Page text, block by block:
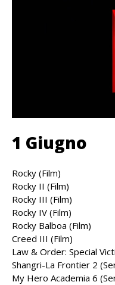
1 Giugno
Rocky (Film)
Rocky II (Film)
Rocky III (Film)
Rocky IV (Film)
Rocky Balboa (Film)
Creed III (Film)
Law & Order: Special
Shangri-La Frontier 2
My Hero Academia 6